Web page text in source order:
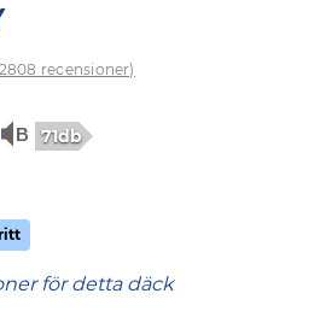
recensioner)
71db
för detta däck